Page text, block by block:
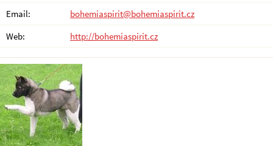
Email:
bohemiaspirit@bohemiaspirit.cz
Web:
http://bohemiaspirit.cz